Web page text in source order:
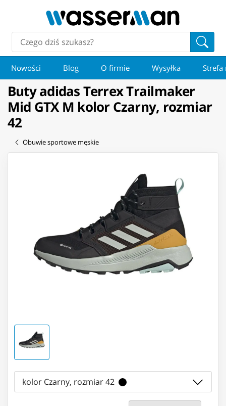
Nowości Blog O firmie Wysyłka Strefa
Buty adidas Terrex Trailmaker
Mid GTX M kolor Czarny, rozmiar
42
Obuwie sportowe męskie
kolor Czarny, rozmiar 42